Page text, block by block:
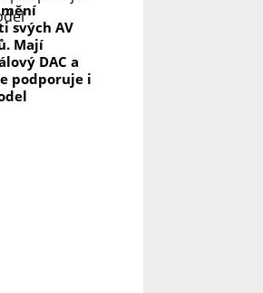
svých AV
Mají
DAC a
podporuje i